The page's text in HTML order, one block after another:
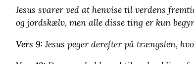
Jesus svarer ved at henvise til verdens
og jordskælv, men alle disse ting er kun
Vers 9:Jesus peger derefter på trængslen,